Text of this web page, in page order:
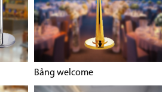
Bảng welcome